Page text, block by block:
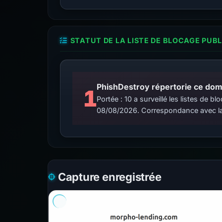
STATUT DE LA LISTE DE BLOCAGE
1PhishDestroy répertorie ce
Portée : 10 a surveillé les listes de
08/08/2026. Correspondance avec
Capture enregistrée